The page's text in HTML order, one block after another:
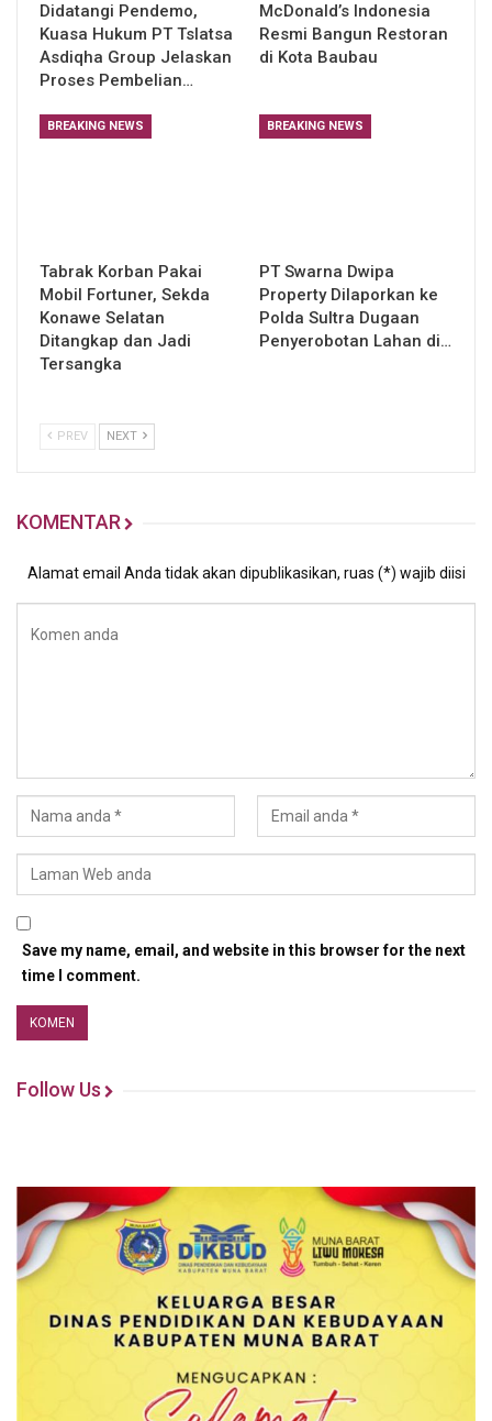
Didatangi Pendemo,
Kuasa Hukum PT Tslatsa
Asdiqha Group Jelaskan
Proses Pembelian…
McDonald’s Indonesia
Resmi Bangun Restoran
di Kota Baubau
BREAKING NEWS
Tabrak Korban Pakai
Mobil Fortuner, Sekda
Konawe Selatan
Ditangkap dan Jadi
Tersangka
BREAKING NEWS
PT Swarna Dwipa
Property Dilaporkan ke
Polda Sultra Dugaan
Penyerobotan Lahan di…
PREV NEXT
KOMENTAR
Alamat email Anda tidak akan dipublikasikan, ruas (*) wajib diisi
Save my name, email, and website in this browser for the next
time I comment.
Follow Us